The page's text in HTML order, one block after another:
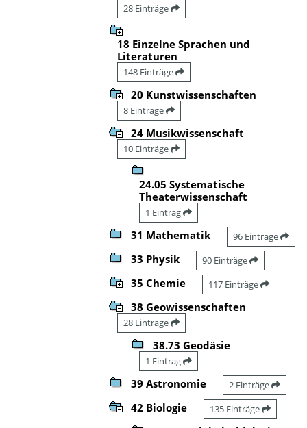
28 Einträge
18 Einzelne Sprachen und
Literaturen
148 Einträge
20 Kunstwissenschaften
8 Einträge
24 Musikwissenschaft
10 Einträge
24.05 Systematische
Theaterwissenschaft
1 Eintrag
31 Mathematik 96 Einträge
33 Physik 90 Einträge
35 Chemie 117 Einträge
38 Geowissenschaften
28 Einträge
38.73 Geodäsie
1 Eintrag
39 Astronomie 2 Einträge
42 Biologie 135 Einträge